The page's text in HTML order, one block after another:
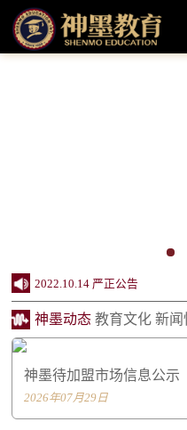
2024.10.11 神墨教育待加盟市
2022.10.14 严正公告
2022.08.11 神墨品牌授权课程
2022.06.20 同行致远 感谢相
神墨动态 教育文化 新闻
神墨待加盟市场信息公示
2026年07月29日